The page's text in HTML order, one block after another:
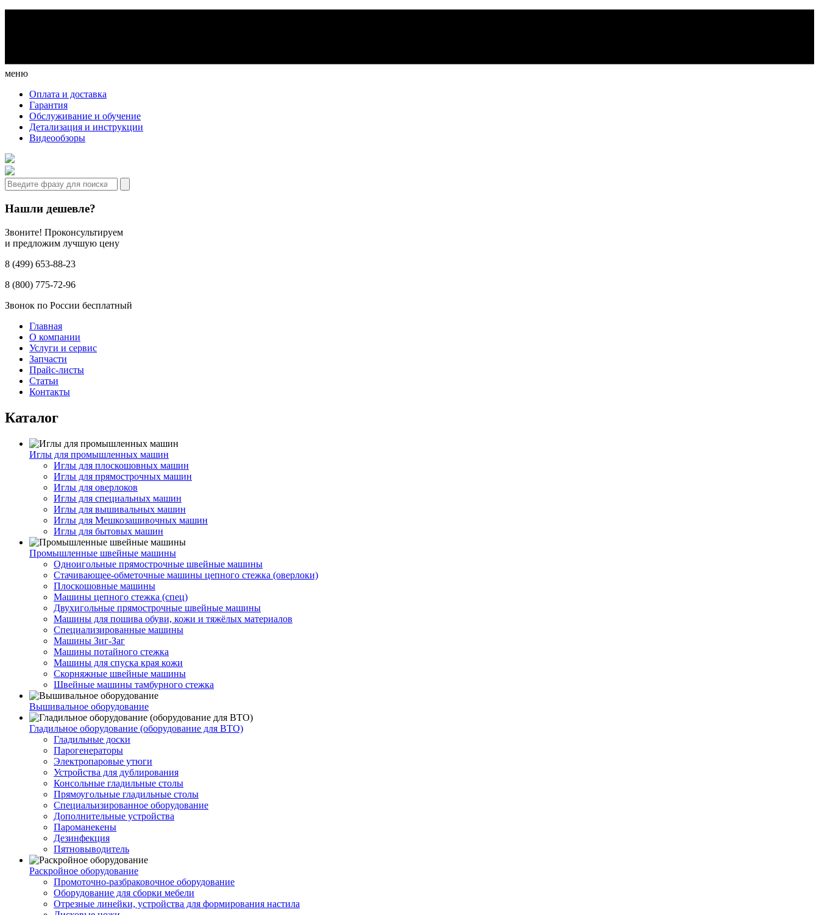
меню
Оплата и доставка
Гарантия
Обслуживание и обучение
Детализация и инструкции
Видеообзоры
Нашли дешевле?
Звоните! Проконсультируем
и предложим лучшую цену
8 (499) 653-88-23
8 (800) 775-72-96
Звонок по России бесплатный
Главная
О компании
Услуги и сервис
Запчасти
Прайс-листы
Статьи
Контакты
Каталог
Иглы для промышленных машин
Иглы для плоскошовных машин
Иглы для прямострочных машин
Иглы для оверлоков
Иглы для специальных машин
Иглы для вышивальных машин
Иглы для Мешкозашивочных машин
Иглы для бытовых машин
Промышленные швейные машины
Одноигольные прямострочные швейные машины
Стачивающее-обметочные машины цепного стежка (оверлоки)
Плоскошовные машины
Машины цепного стежка (спец)
Двухигольные прямострочные швейные машины
Машины для пошива обуви, кожи и тяжёлых материалов
Специализированные машины
Машины Зиг-Заг
Машины потайного стежка
Машины для спуска края кожи
Скорняжные швейные машины
Швейные машины тамбурного стежка
Вышивальное оборудование
Гладильное оборудование (оборудование для ВТО)
Гладильные доски
Парогенераторы
Электропаровые утюги
Устройства для дублирования
Консольные гладильные столы
Прямоугольные гладильные столы
Специальизированное оборудование
Дополнительные устройства
Пароманекены
Дезинфекция
Пятновыводитель
Раскройное оборудование
Промоточно-разбраковочное оборудование
Оборудование для сборки мебели
Отрезные линейки, устройства для формирования настила